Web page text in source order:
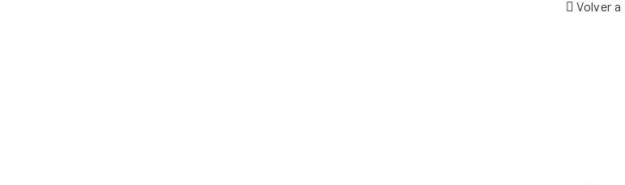
Volver a